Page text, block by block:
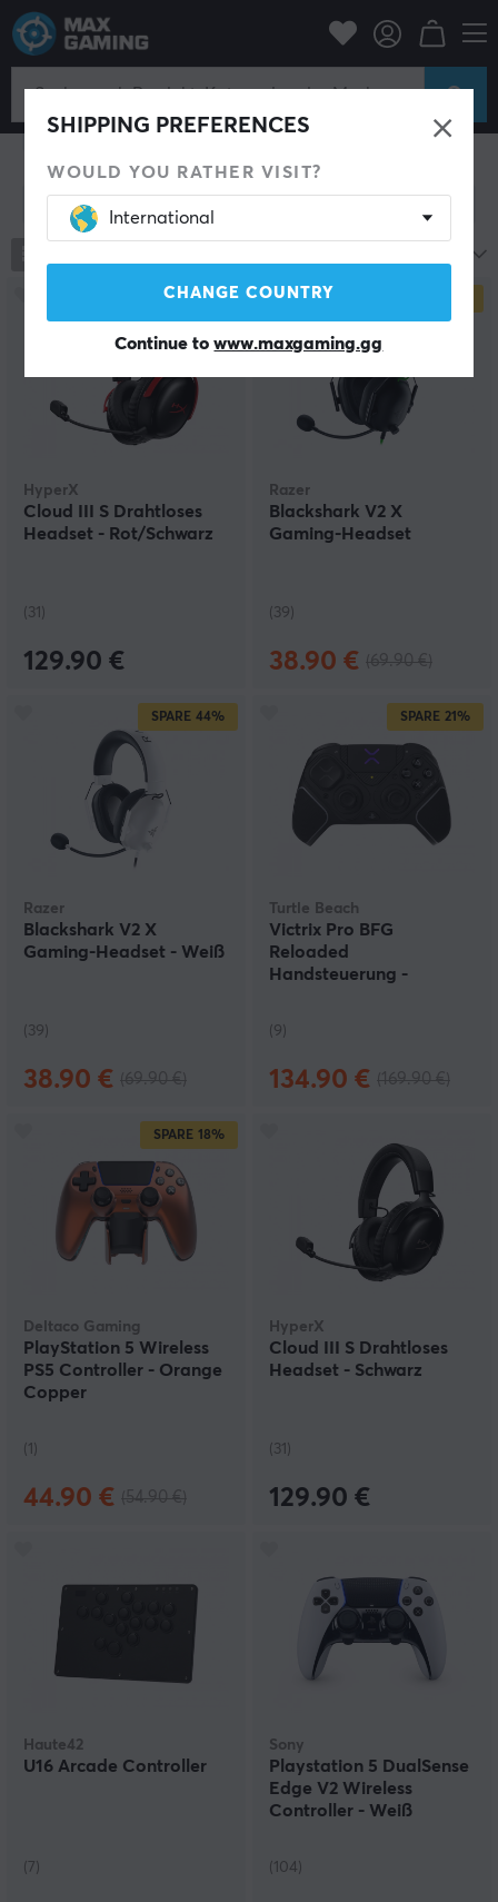
SHIPPING PREFERENCES
WOULD YOU RATHER VISIT?
International
CHANGE COUNTRY
Continue towww.maxgaming.gg
Konsole
Konsole
Playstation Xbox Nintendo Retro Gaming
Filter zeigen
HyperX
Cloud III S Drahtloses
Headset - Rot/Schwarz
(31)
129.90 €
Razer
Blackshark V2 X
Gaming-Headset
(39)
38.90 €
SPARE 44%
Razer
Blackshark V2 X
Gaming-Headset - Weiß
(39)
38.90 €
SPARE 21%
Turtle Beach
Victrix Pro BFG
Reloaded
Handsteuerung -
(9)
134.90 €
SPARE 18%
Deltaco Gaming
PlayStation 5 Wireless
PS5 Controller - Orange
Copper
(1)
44.90 €
HyperX
Cloud III S Drahtloses
Headset - Schwarz
(31)
129.90 €
Haute42
U16 Arcade Controller
(7)
Sony
Playstation 5 DualSense
Edge V2 Wireless
Controller - Weiß
(104)